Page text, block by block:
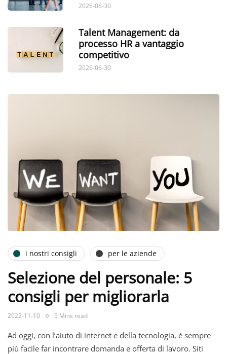
2026-06-30
Talent Management: da
processo HR a vantaggio
competitivo
2026-06-30
i nostri consigli per le aziende
Selezione del personale: 5
consigli per migliorarla
2022-11-10 5 Mins read
Ad oggi, con l’aiuto di internet e della tecnologia, è sempre
più facile far incontrare domanda e offerta di lavoro. Siti